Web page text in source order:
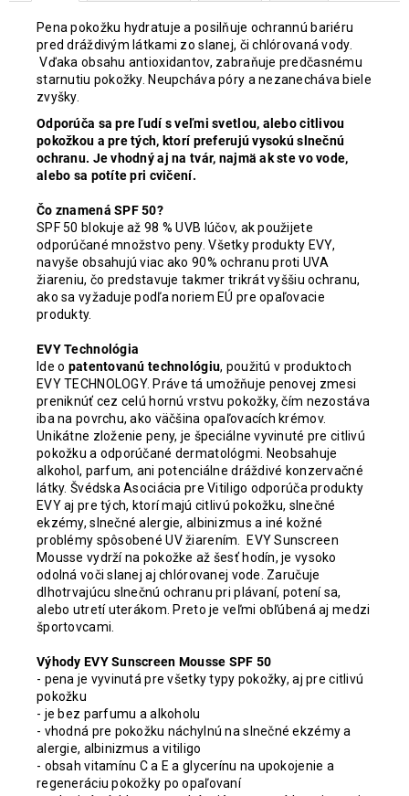
Pena pokožku hydratuje a posilňuje ochrannú bariéru
pred dráždivým látkami zo slanej, či chlórovaná vody.
Vďaka obsahu antioxidantov, zabraňuje predčasnému
starnutiu pokožky. Neupcháva póry a nezanecháva biele
zvyšky.
Odporúča sa pre ľudí s veľmi svetlou, alebo citlivou
pokožkou a pre tých, ktorí preferujú vysokú slnečnú
ochranu. Je vhodný aj na tvár, najmä ak ste vo vode,
alebo sa potíte pri cvičení.
Čo znamená SPF 50?
SPF 50 blokuje až 98 % UVB lúčov, ak použijete
odporúčané množstvo peny. Všetky produkty EVY,
navyše obsahujú viac ako 90% ochranu proti UVA
žiareniu, čo predstavuje takmer trikrát vyššiu ochranu,
ako sa vyžaduje podľa noriem EÚ pre opaľovacie
produkty.
EVY Technológia
Ide o patentovanú technológiu, použitú v produktoch
EVY TECHNOLOGY. Práve tá umožňuje penovej zmesi
preniknúť cez celú hornú vrstvu pokožky, čím nezostáva
iba na povrchu, ako väčšina opaľovacích krémov.
Unikátne zloženie peny, je špeciálne vyvinuté pre citlivú
pokožku a odporúčané dermatológmi. Neobsahuje
alkohol, parfum, ani potenciálne dráždivé konzervačné
látky. Švédska Asociácia pre Vitiligo odporúča produkty
EVY aj pre tých, ktorí majú citlivú pokožku, slnečné
ekzémy, slnečné alergie, albinizmus a iné kožné
problémy spôsobené UV žiarením. EVY Sunscreen
Mousse vydrží na pokožke až šesť hodín, je vysoko
odolná voči slanej aj chlórovanej vode. Zaručuje
dlhotrvajúcu slnečnú ochranu pri plávaní, potení sa,
alebo utretí uterákom. Preto je veľmi obľúbená aj medzi
športovcami.
Výhody EVY Sunscreen Mousse SPF 50
- pena je vyvinutá pre všetky typy pokožky, aj pre citlivú
pokožku
- je bez parfumu a alkoholu
- vhodná pre pokožku náchylnú na slnečné ekzémy a
alergie, albinizmus a vitiligo
- obsah vitamínu C a E a glycerínu na upokojenie a
regeneráciu pokožky po opaľovaní